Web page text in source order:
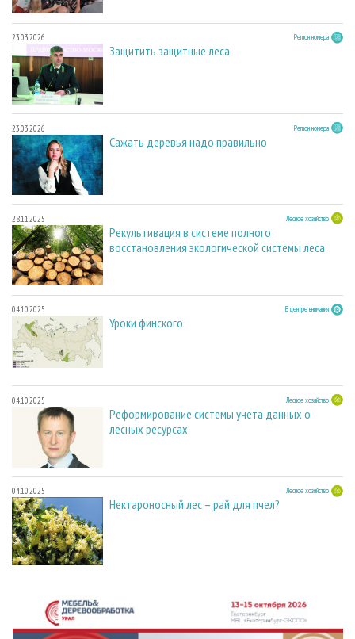
23.03.2026 Регион номера
Защитить защитные леса
23.03.2026 Регион номера
Сажать деревья надо правильно
28.11.2025 Лесное хозяйство
Рекультивация в системе полного
восстановления экологической системы леса
04.10.2025 В центре внимания
Уроки финского
04.10.2025 Лесное хозяйство
Реформирование системы учета данных о
лесных ресурсах
04.10.2025 Лесное хозяйство
Нектароносный лес – рай для пчел?